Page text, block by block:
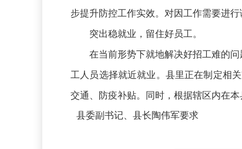
步提升防控工作实效。对因工作需要进
突出稳就业，留住好员工。
在当前形势下就地解决好招工难的
工人员选择就近就业。县里正在制定相
交通、防疫补贴。同时，根据辖区内在
县委副书记、县长陶伟军要求